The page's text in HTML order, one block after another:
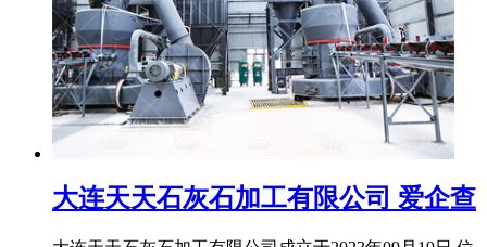
大连天天石灰石加工有限公司 爱企查